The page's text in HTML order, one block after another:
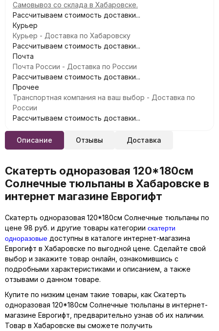
Самовывоз со склада в Хабаровске.
Рассчитываем стоимость доставки...
Курьер
Курьер - Доставка по Хабаровску
Рассчитываем стоимость доставки...
Почта
Почта России - Доставка по России
Рассчитываем стоимость доставки...
Прочее
Транспортная компания на ваш выбор - Доставка по
России
Рассчитываем стоимость доставки...
Описание Отзывы Доставка
Скатерть одноразовая 120*180см
Солнечные тюльпаны в Хабаровске в
интернет магазине Еврогифт
Скатерть одноразовая 120*180см Солнечные тюльпаны по
цене 98 руб. и другие товары категории скатерти
одноразовые доступны в каталоге интернет-магазина
Еврогифт в Хабаровске по выгодной цене. Сделайте свой
выбор и закажите товар онлайн, ознакомившись с
подробными характеристиками и описанием, а также
отзывами о данном товаре.
Купите по низким ценам такие товары, как Скатерть
одноразовая 120*180см Солнечные тюльпаны в интернет-
магазине Еврогифт, предварительно узнав об их наличии.
Товар в Хабаровске вы сможете получить